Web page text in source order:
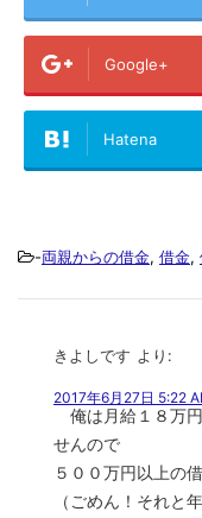
Google+
Hatena
-両親からの借金, 借金,
きよしです より:
2017年6月27日 5:22
俺は月給１８万
せんので
５００万円以上の
（ごめん！それと